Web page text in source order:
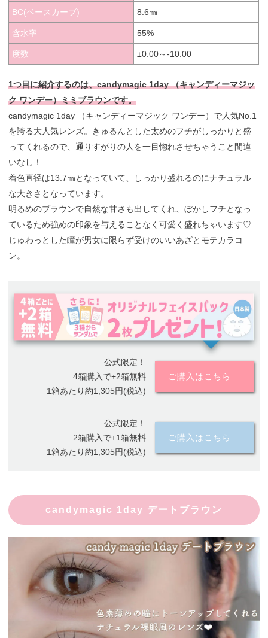
BC(ベースカーブ) 8.6㎜
含水率 55%
度数 ±0.00～-10.00
1つ目に紹介するのは、candymagic 1day （キャンディーマジッ
ク ワンデー）ミミブラウンです。
candymagic 1day （キャンディーマジック ワンデー）で人気No.1
を誇る大人気レンズ。きゅるんとした太めのフチがしっかりと盛
ってくれるので、通りすがりの人を一目惚れさせちゃうこと間違
いなし！
着色直径は13.7㎜となっていて、しっかり盛れるのにナチュラル
な大きさとなっています。
明るめのブラウンで自然な甘さも出してくれ、ぼかしフチとなっ
ているため強めの印象を与えることなく可愛く盛れちゃいます♡
じゅわっとした瞳が男女に限らず受けのいいあざとモテカラコ
ン。
公式限定！
4箱購入で+2箱無料
1箱あたり約1,305円(税込)
ご購入はこちら
公式限定！
2箱購入で+1箱無料
1箱あたり約1,305円(税込)
ご購入はこちら
candymagic 1day デートブラウン